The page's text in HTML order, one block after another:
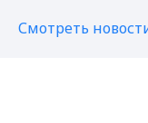
Смотреть